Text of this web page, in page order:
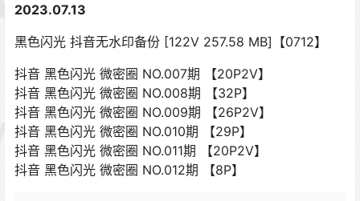
2023.07.13
黑色闪光 抖音无水印备份 [122V 257.58 MB]【0712】
抖音 黑色闪光 微密圈 NO.007期 【20P2V】
抖音 黑色闪光 微密圈 NO.008期 【32P】
抖音 黑色闪光 微密圈 NO.009期 【26P2V】
抖音 黑色闪光 微密圈 NO.010期 【29P】
抖音 黑色闪光 微密圈 NO.011期 【20P2V】
抖音 黑色闪光 微密圈 NO.012期 【8P】